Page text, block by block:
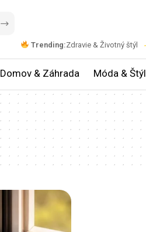
Trending:Zdravie & Životný štýl
Domov & Záhrada Móda & Štýl